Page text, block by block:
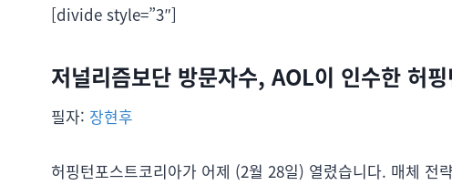
[divide style=”3″]
저널리즘보단 방문자수, AOL이 인수한 허
필자: 장현후
허핑턴포스트코리아가 어제 (2월 28일) 열렸습니다. 매체 전